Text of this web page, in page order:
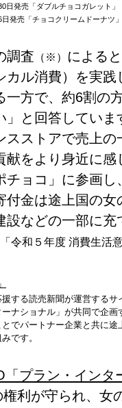
日発売「ダブルチョコガレット」
日発売「チョコクリームドーナツ
調査 （※）
による
カル消費）を実
一方で、約6割の
」と回答してい
スストアで売上
献をより身近に
チョコ」に参画
付金は途上国の
設などの一部に
令和５年度 消費生活
する読売新聞が運営する
ナショナル」が共同で企
でパートナー企業と共に
です。
「プラン・インタ
利が守られ、女